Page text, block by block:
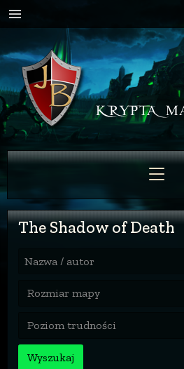
The Shadow of Death
Nazwa / autor
Rozmiar mapy
Poziom trudności
Wyszukaj